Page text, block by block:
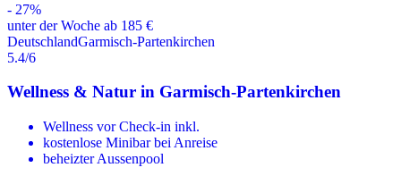
- 27%
unter der Woche ab 185 €
DeutschlandGarmisch-Partenkirchen
5.4/6
Wellness & Natur in Garmisch-Partenkirchen
Wellness vor Check-in inkl.
kostenlose Minibar bei Anreise
beheizter Aussenpool